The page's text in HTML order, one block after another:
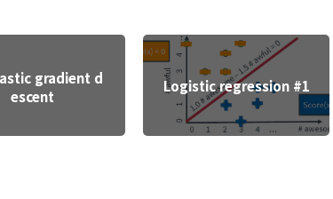
gradient d
escent
Logistic regression #1